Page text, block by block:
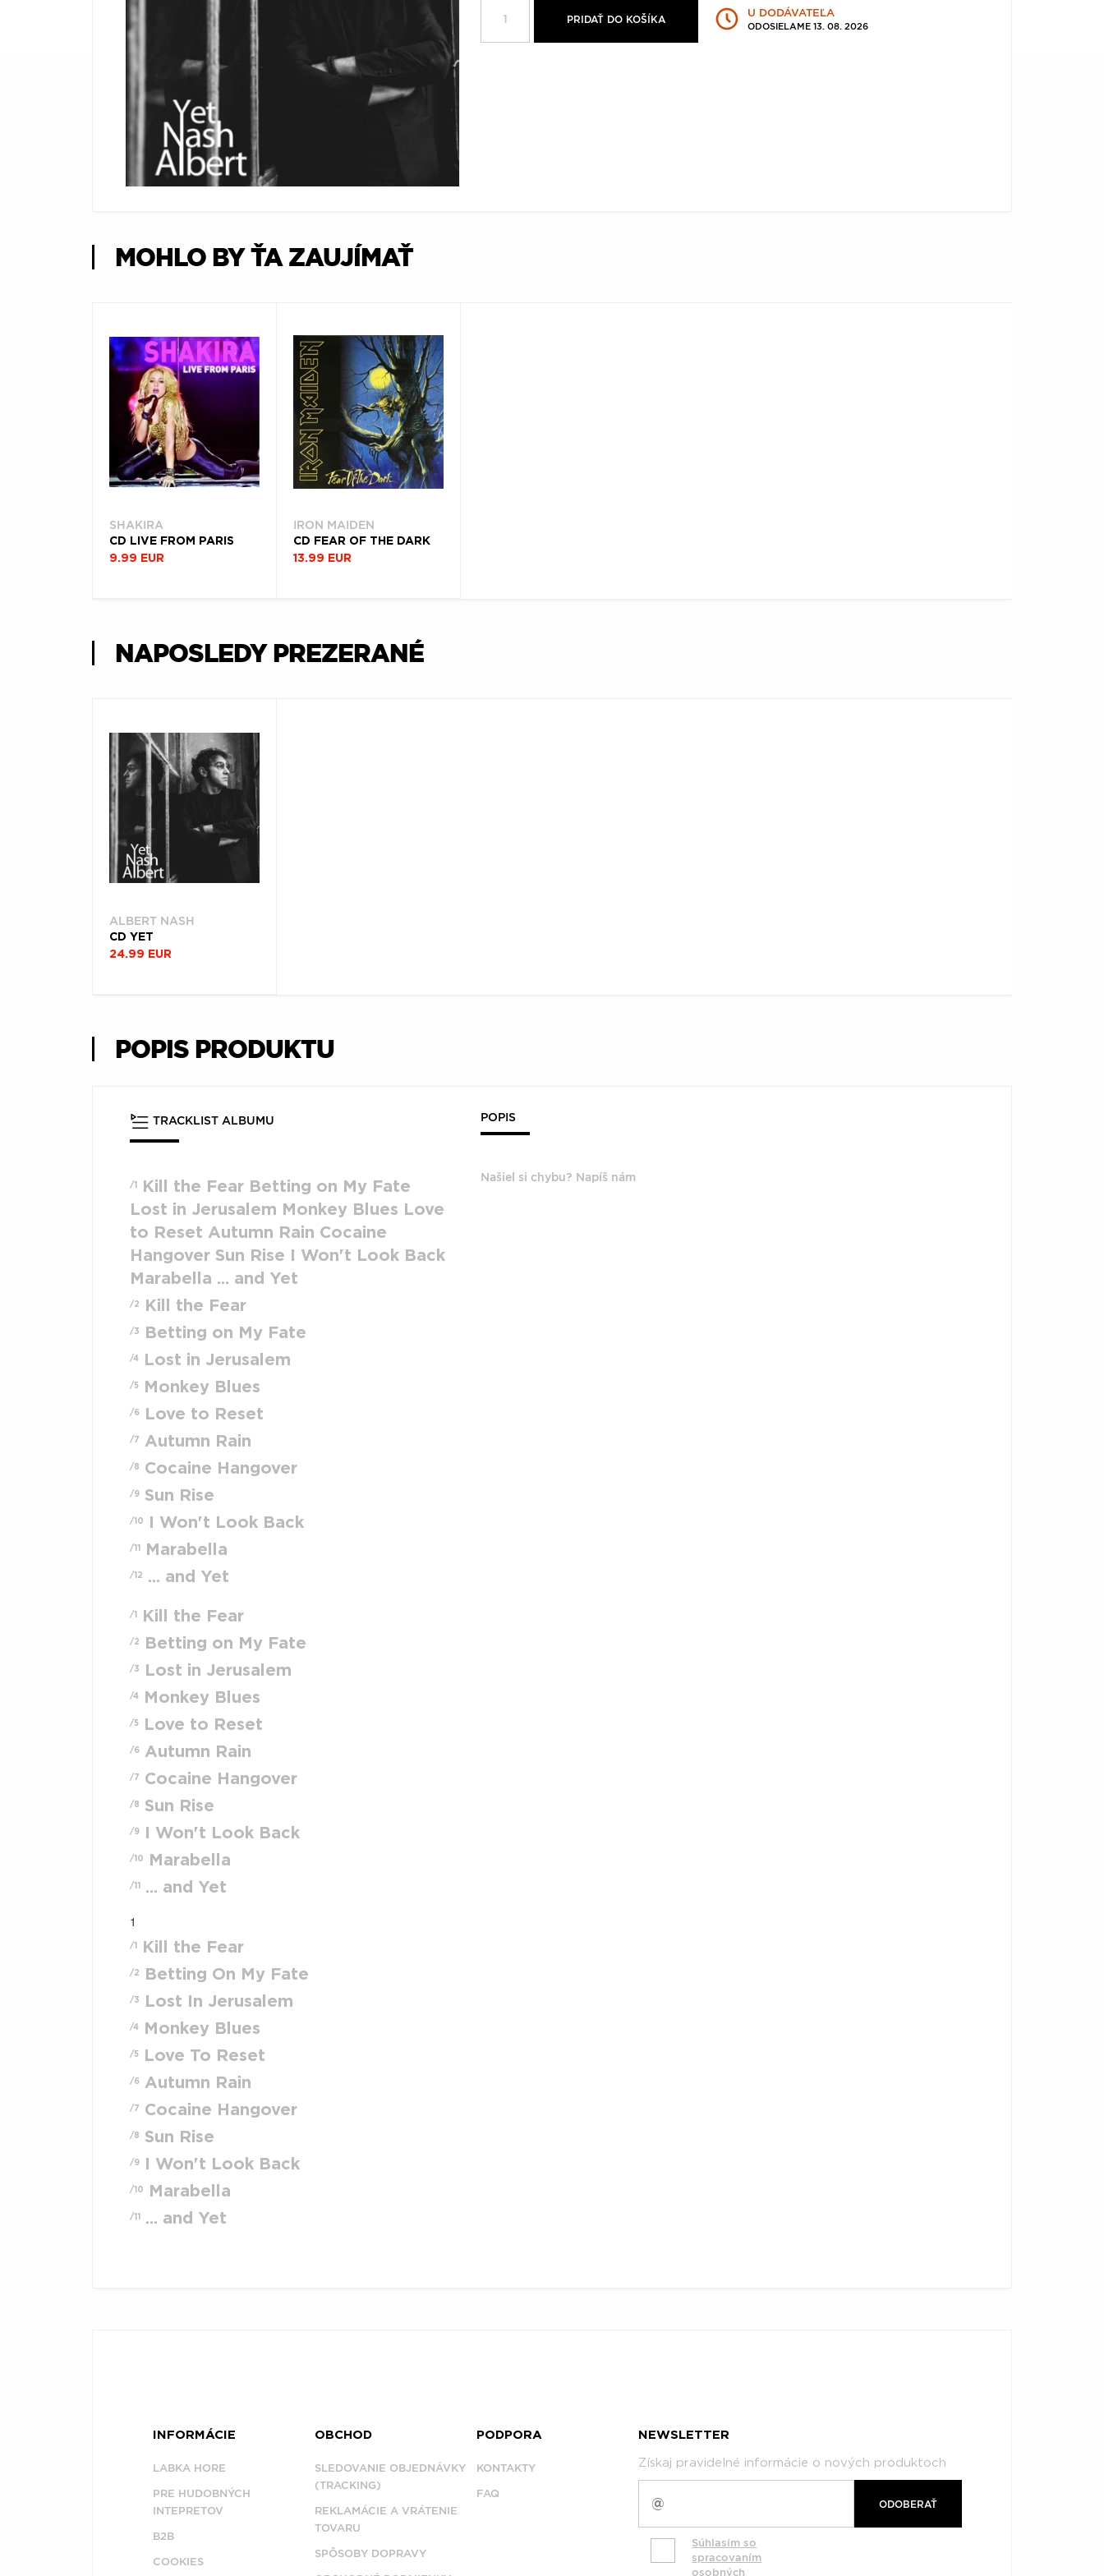
PRIDAŤ DO KOŠÍKA
U DODÁVATEĽA
ODOSIELAME 13. 08. 2026
MOHLO BY ŤA ZAUJÍMAŤ
SHAKIRA
CD LIVE FROM PARIS
9.99 EUR
IRON MAIDEN
CD FEAR OF THE DARK
13.99 EUR
NAPOSLEDY PREZERANÉ
ALBERT NASH
CD YET
24.99 EUR
POPIS PRODUKTU
TRACKLIST ALBUMU
/1
Kill the Fear Betting on My Fate
Lost in Jerusalem Monkey Blues Love
to Reset Autumn Rain Cocaine
Hangover Sun Rise I Won't Look Back
Marabella ... and Yet
/2 Kill the Fear
/3 Betting on My Fate
/4 Lost in Jerusalem
/5 Monkey Blues
/6 Love to Reset
/7 Autumn Rain
/8 Cocaine Hangover
/9 Sun Rise
/10 I Won't Look Back
/11 Marabella
/12 ... and Yet
/1 Kill the Fear
/2 Betting on My Fate
/3 Lost in Jerusalem
/4 Monkey Blues
/5 Love to Reset
/6 Autumn Rain
/7 Cocaine Hangover
/8 Sun Rise
/9 I Won't Look Back
/10 Marabella
/11 ... and Yet
1
/1 Kill the Fear
/2 Betting On My Fate
/3 Lost In Jerusalem
/4 Monkey Blues
/5 Love To Reset
/6 Autumn Rain
/7 Cocaine Hangover
/8 Sun Rise
/9 I Won't Look Back
/10 Marabella
/11 ... and Yet
POPIS
Našiel si chybu? Napíš nám
INFORMÁCIE
LABKA HORE
PRE HUDOBNÝCH
INTEPRETOV
B2B
COOKIES
OBCHOD
SLEDOVANIE OBJEDNÁVKY
(TRACKING)
REKLAMÁCIE A VRÁTENIE
TOVARU
SPÔSOBY DOPRAVY
PODPORA
KONTAKTY
FAQ
NEWSLETTER
Získaj pravidelné informácie o nových produktoch
ODOBERAŤ
Súhlasím so
spracovaním
osobných